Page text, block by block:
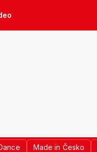
Made in Česko